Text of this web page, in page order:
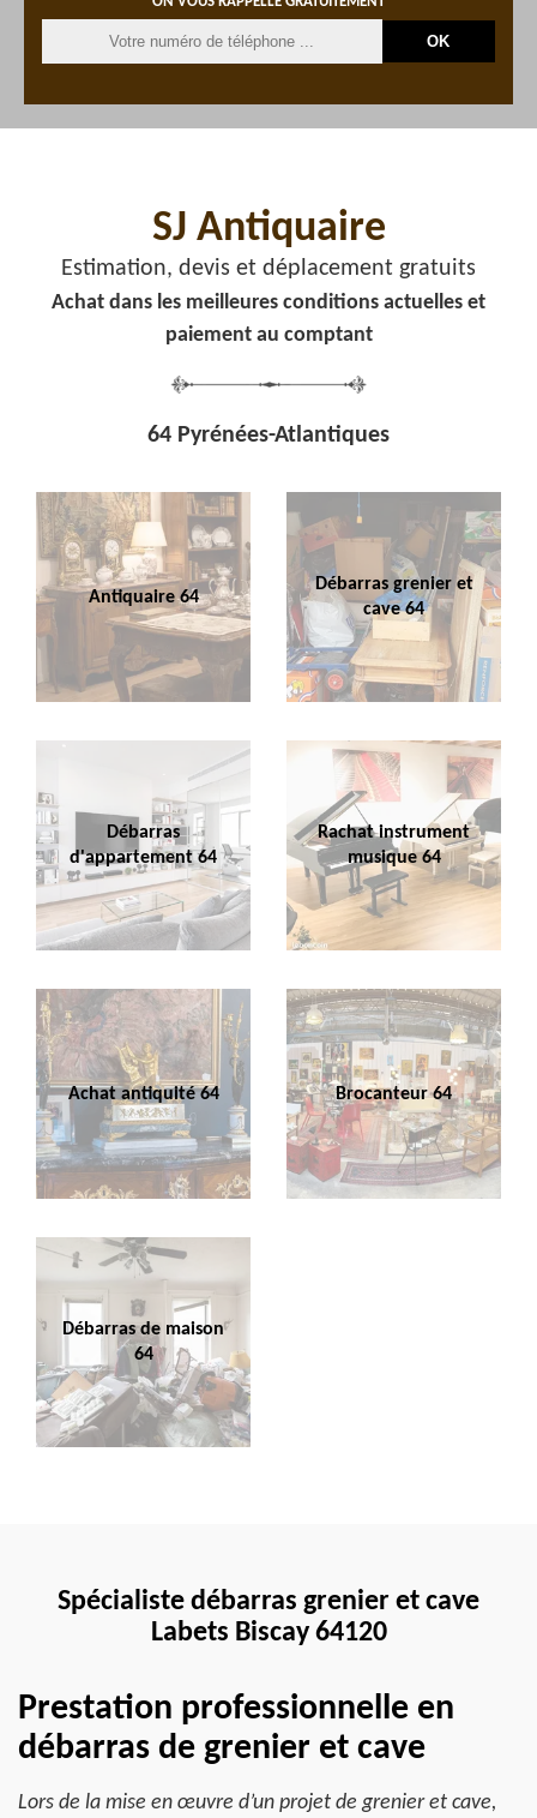
SJ Antiquaire
Estimation, devis et déplacement gratuits
Achat dans les meilleures conditions actuelles et
paiement au comptant
64 Pyrénées-Atlantiques
Antiquaire 64
Débarras grenier et
cave 64
Débarras
d'appartement 64
Rachat instrument
musique 64
Achat antiquité 64 Brocanteur 64
Débarras de maison
64
Spécialiste débarras grenier et cave
Labets Biscay 64120
Prestation professionnelle en
débarras de grenier et cave
Lors de la mise en œuvre d’un projet de grenier et cave,